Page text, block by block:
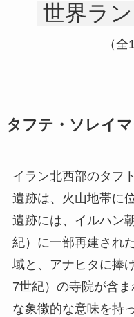
世界ラ
（
タフテ・ソレイ
イラン北西部のタフ
遺跡は、火山地帯に
遺跡には、イルハン
紀）に一部再建され
域と、アナヒタに捧
7世紀）の寺院が含
な象徴的な意味を持